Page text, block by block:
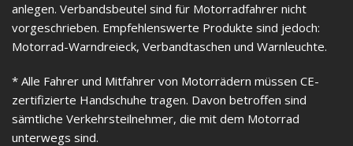
anlegen. Verbandsbeutel sind für Motorradfahrer nicht
vorgeschrieben. Empfehlenswerte Produkte sind jedoch:
Motorrad-Warndreieck, Verbandtaschen und Warnleuchte.
* Alle Fahrer und Mitfahrer von Motorrädern müssen CE-
zertifizierte Handschuhe tragen. Davon betroffen sind
sämtliche Verkehrsteilnehmer, die mit dem Motorrad
unterwegs sind.